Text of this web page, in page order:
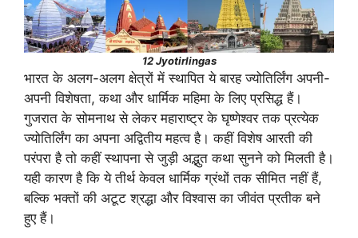
12 Jyotirlingas
भारत के अलग-अलग क्षेत्रों में स्थापित ये बारह ज्योतिर्लिंग अपनी-
अपनी विशेषता, कथा और धार्मिक महिमा के लिए प्रसिद्ध हैं।
गुजरात के सोमनाथ से लेकर महाराष्ट्र के घृष्णेश्वर तक प्रत्येक
ज्योतिर्लिंग का अपना अद्वितीय महत्व है। कहीं विशेष आरती की
परंपरा है तो कहीं स्थापना से जुड़ी अद्भुत कथा सुनने को मिलती है।
यही कारण है कि ये तीर्थ केवल धार्मिक ग्रंथों तक सीमित नहीं हैं,
बल्कि भक्तों की अटूट श्रद्धा और विश्वास का जीवंत प्रतीक बने
हुए हैं।